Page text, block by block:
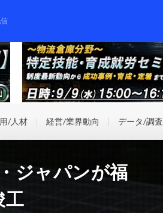
/人材 経営/業界動向 データ/調査
ジャパンが福
工